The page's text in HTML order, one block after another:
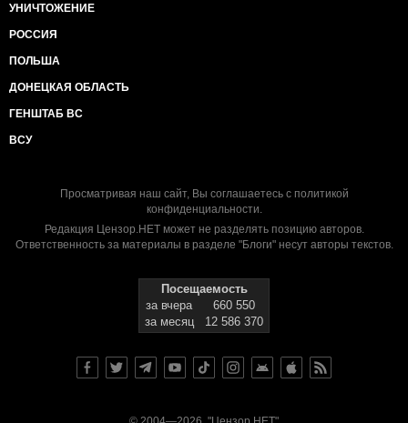
УНИЧТОЖЕНИЕ
РОССИЯ
ПОЛЬША
ДОНЕЦКАЯ ОБЛАСТЬ
ГЕНШТАБ ВС
ВСУ
Просматривая наш сайт, Вы соглашаетесь с политикой
конфиденциальности.
Редакция Цензор.НЕТ может не разделять позицию авторов.
Ответственность за материалы в разделе "Блоги" несут авторы текстов.
Посещаемость
за вчера
660 550
за месяц
12 586 370